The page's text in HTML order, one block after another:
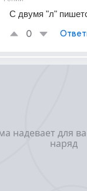
С двумя "л"
0